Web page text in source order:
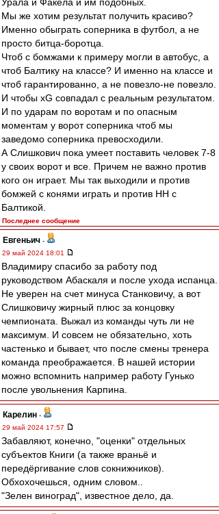
Мы же хотим результат получить красиво?
Именно обыграть соперника в футбол, а не
просто битца-боротца.
Чтоб с бомжами к примеру могли в автобус, а
чтоб Балтику на классе? И именно на классе и
чтоб гарантированно, а не повезло-не повезло.
И чтобы хG совпадал с реальным результатом.
И по ударам по воротам и по опасным
моментам у ворот соперника чтоб мы
заведомо соперника превосходили.
А Слишкович пока умеет поставить человек 7-8
у своих ворот и все. Причем не важно против
кого он играет. Мы так выходили и против
бомжей с конями играть и против НН с
Балтикой.
Последнее сообщение
Евгеньич -
29 май 2024 18:01
Владимиру спасибо за работу под
руководством Абаскаля и после ухода испанца.
Не уверен на счет минуса Станковичу, а вот
Слишковичу жирный плюс за концовку
чемпионата. Выжал из команды чуть ли не
максимум. И совсем не обязательно, хоть
частенько и бывает, что после смены тренера
команда преображается. В нашей истории
можно вспомнить например работу Гунько
после увольнения Карпина.
Карелин -
29 май 2024 17:57
Забавляют, конечно, "оценки" отдельных
субъектов Книги (а также враньё и
передёргивание слов сокнижников).
Обхохочешься, одним словом..
"Зелен виноград", известное дело, да.